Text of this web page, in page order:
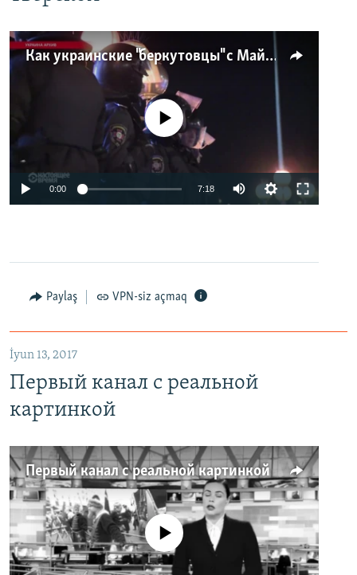
Как украинские "беркутовцы" с Майдана стали ОМОНом с Тверской
No media source currently available
0:00 7:18
Paylaş VPN-siz açmaq
İyun 13, 2017
Первый канал с реальной
картинкой
Первый канал с реальной картинкой
No media source currently available